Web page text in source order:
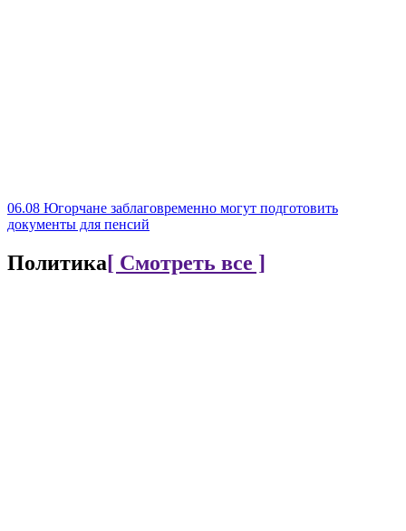
06.08 Югорчане заблаговременно могут подготовить
документы для пенсий
Политика[ Смотреть все ]